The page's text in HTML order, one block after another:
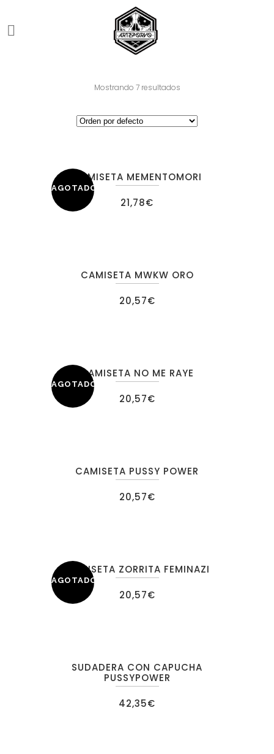
Mostrando 7 resultados
AGOTADO
CAMISETA MEMENTOMORI
21,78€
CAMISETA MWKW ORO
20,57€
AGOTADO
CAMISETA NO ME RAYE
20,57€
CAMISETA PUSSY POWER
20,57€
AGOTADO
CAMISETA ZORRITA FEMINAZI
20,57€
SUDADERA CON CAPUCHA
PUSSYPOWER
42,35€